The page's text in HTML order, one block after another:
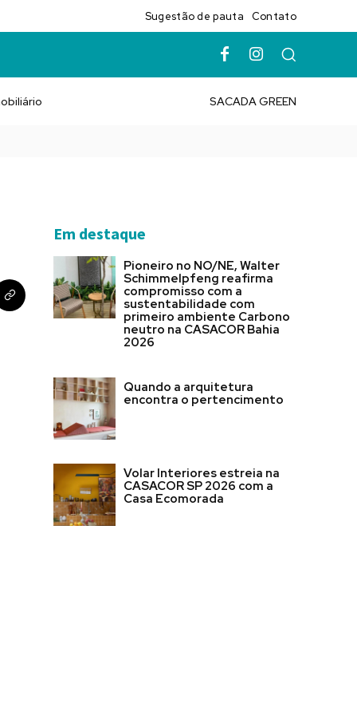
Sugestão de pauta Contato
SACADA GREEN
Em destaque
Pioneiro no NO/NE, Walter
Schimmelpfeng reafirma
compromisso com a
sustentabilidade com
primeiro ambiente Carbono
neutro na CASACOR Bahia
2026
Quando a arquitetura
encontra o pertencimento
Volar Interiores estreia na
CASACOR SP 2026 com a
Casa Ecomorada